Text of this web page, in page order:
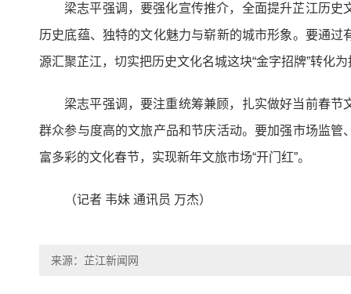
梁志平强调，要强化宣传推介，全面提升芷江历
历史底蕴、独特的文化魅力与崭新的城市形象。要通
源汇聚芷江，切实把历史文化名城这块“金字招牌”转化
梁志平强调，要注重统筹兼顾，扎实做好当前春
群众参与度高的文旅产品和节庆活动。要加强市场监
富多彩的文化春节，实现新年文旅市场“开门红”。
（记者 韦妹 通讯员 万杰）
来源：芷江新闻网